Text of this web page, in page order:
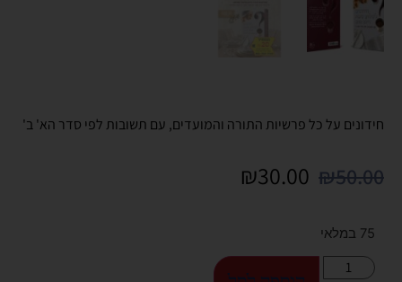
חידונים על כל פרשיות התורה והמועדים, עם תשובות לפי סדר הא' ב'
₪50.00
₪30.00
75 במלאי